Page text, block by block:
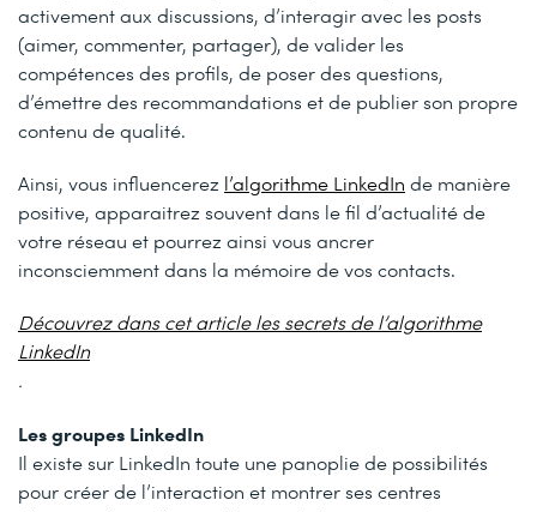
activement aux discussions, d’interagir avec les posts
(aimer, commenter, partager), de valider les
compétences des profils, de poser des questions,
d’émettre des recommandations et de publier son propre
contenu de qualité.
Ainsi, vous influencerez l’algorithme LinkedIn de manière
positive, apparaitrez souvent dans le fil d’actualité de
votre réseau et pourrez ainsi vous ancrer
inconsciemment dans la mémoire de vos contacts.
Découvrez dans cet article les secrets de l’algorithme
LinkedIn
.
Les groupes LinkedIn
Il existe sur LinkedIn toute une panoplie de possibilités
pour créer de l’interaction et montrer ses centres